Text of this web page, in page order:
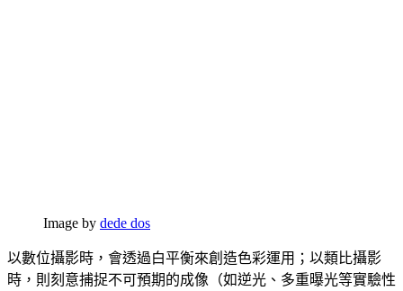
Image by dede dos
以數位攝影時，會透過白平衡來創造色彩運用；以類比攝影
時，則刻意捕捉不可預期的成像（如逆光、多重曝光等實驗性